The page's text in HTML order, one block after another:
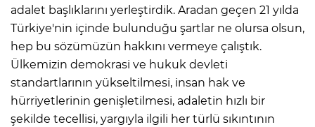
adalet başlıklarını yerleştirdik. Aradan geçen 21 yılda
Türkiye'nin içinde bulunduğu şartlar ne olursa olsun,
hep bu sözümüzün hakkını vermeye çalıştık.
Ülkemizin demokrasi ve hukuk devleti
standartlarının yükseltilmesi, insan hak ve
hürriyetlerinin genişletilmesi, adaletin hızlı bir
şekilde tecellisi, yargıyla ilgili her türlü sıkıntının